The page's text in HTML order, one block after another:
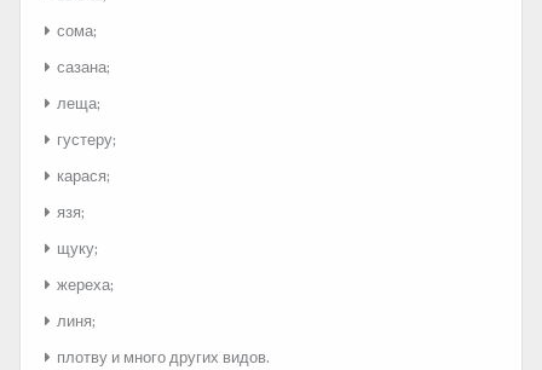
сома;
сазана;
леща;
густеру;
карася;
язя;
щуку;
жереха;
линя;
плотву и много других видов.